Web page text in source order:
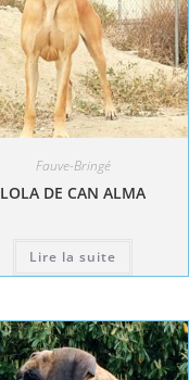
Fauve-Bringé
LOLA DE CAN ALMA
Lire la suite